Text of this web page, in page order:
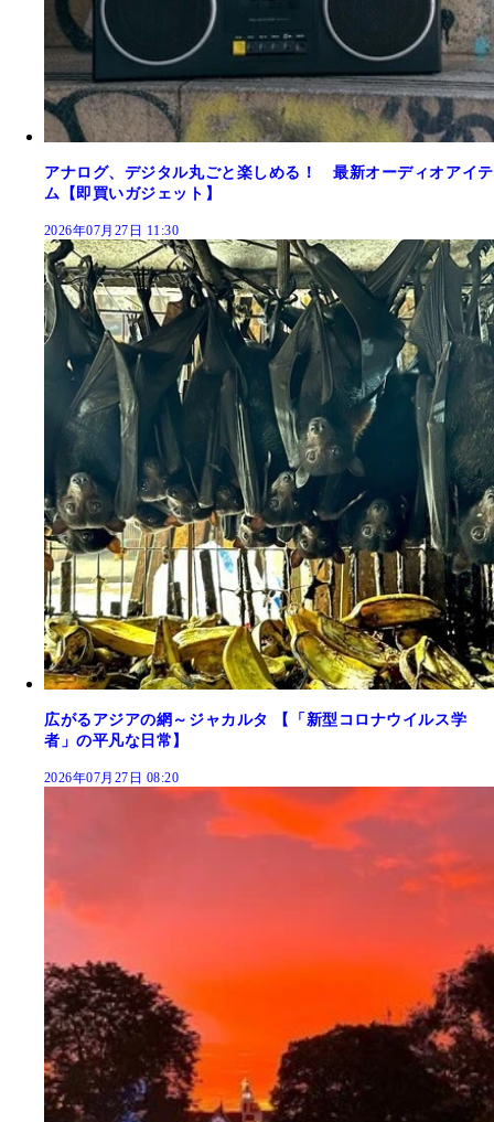
アナログ、デジタル丸ごと楽しめる！ 最新オーディオアイテ
ム【即買いガジェット】
2026年07月27日 11:30
広がるアジアの網～ジャカルタ 【「新型コロナウイルス学
者」の平凡な日常】
2026年07月27日 08:20